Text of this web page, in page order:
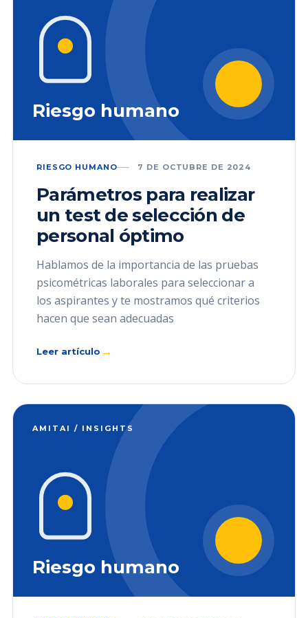
Riesgo humano
RIESGO HUMANO 7 DE OCTUBRE DE 2024
Parámetros para realizar
un test de selección de
personal óptimo
Hablamos de la importancia de las pruebas
psicométricas laborales para seleccionar a
los aspirantes y te mostramos qué criterios
hacen que sean adecuadas
Leer artículo →
AMITAI / INSIGHTS
Riesgo humano